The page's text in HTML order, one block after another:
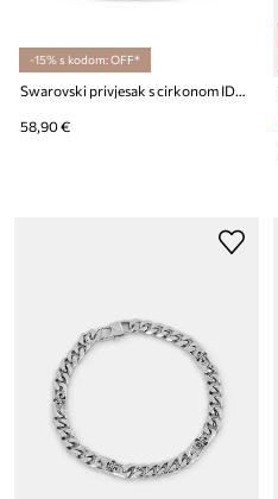
-15% s kodom: OFF*
Swarovski privjesak s cirkonom IDYLLIA
58,90 €